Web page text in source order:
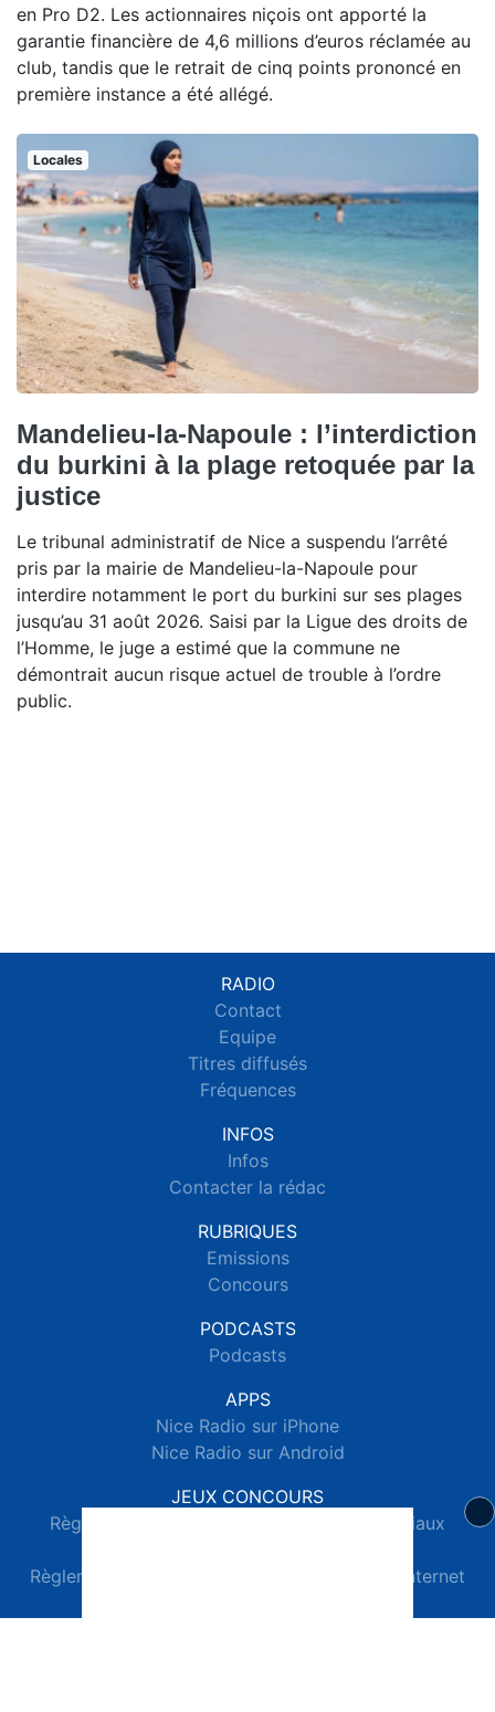
en Pro D2. Les actionnaires niçois ont apporté la
garantie financière de 4,6 millions d’euros réclamée au
club, tandis que le retrait de cinq points prononcé en
première instance a été allégé.
Locales
Mandelieu-la-Napoule : l’interdiction
du burkini à la plage retoquée par la
justice
Le tribunal administratif de Nice a suspendu l’arrêté
pris par la mairie de Mandelieu-la-Napoule pour
interdire notamment le port du burkini sur ses plages
jusqu’au 31 août 2026. Saisi par la Ligue des droits de
l’Homme, le juge a estimé que la commune ne
démontrait aucun risque actuel de trouble à l’ordre
public.
RADIO
Contact
Equipe
Titres diffusés
Fréquences
INFOS
Infos
Contacter la rédac
RUBRIQUES
Emissions
Concours
PODCASTS
Podcasts
APPS
Nice Radio sur iPhone
Nice Radio sur Android
JEUX CONCOURS
Règlements des jeux concours réseaux sociaux
Règlements des jeux concours téléphone et internet